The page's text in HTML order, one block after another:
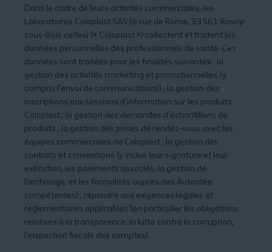
Dans le cadre de leurs activités commerciales, les
Laboratoires Coloplast SAS (6 rue de Rome, 93561 Rosny-
sous-Bois cedex) (« Coloplast ») collectent et traitent les
données personnelles des professionnels de santé. Ces
données sont traitées pour les finalités suivantes : la
gestion des activités marketing et promotionnelles (y
compris l'envoi de communications) ; la gestion des
inscriptions aux sessions d’information sur les produits
Coloplast ; la gestion des demandes d’échantillons de
produits ; la gestion des prises de rendez-vous avec les
équipes commerciales de Coloplast ; la gestion des
contrats et conventions (y inclus leur signature et leur
exécution, les paiements associés, la gestion de
l’archivage, et les formalités auprès des Autorités
compétentes) ; répondre aux exigences légales et
réglementaires applicables (en particulier les obligations
relatives à la transparence, la lutte contre la corruption,
l’inspection fiscale des comptes).